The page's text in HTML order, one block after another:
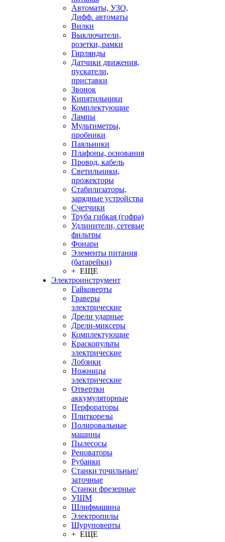
Автоматы, УЗО,
Дифф. автоматы
Вилки
Выключатели,
розетки, рамки
Гирлянды
Датчики движения,
пускатели,
приставки
Звонок
Кипятильники
Комплектующие
Лампы
Мультиметры,
пробники
Паяльники
Плафоны, основания
Провод, кабель
Светильники,
прожекторы
Стабилизаторы,
зарядные устройства
Счетчики
Труба гибкая (гофра)
Удлинители, сетевые
фильтры
Фонари
Элементы питания
(батарейки)
+ ЕЩЕ
Электроинструмент
Гайковерты
Граверы
электрические
Дрели ударные
Дрели-миксеры
Комплектующие
Краскопульты
электрические
Лобзики
Ножницы
электрические
Отвертки
аккумуляторные
Перфораторы
Плиткорезы
Полировальные
машины
Пылесосы
Реноваторы
Рубанки
Станки точильные/
заточные
Станки фрезерные
УШМ
Шлифмашина
Электропилы
Шуруповерты
+ ЕЩЕ